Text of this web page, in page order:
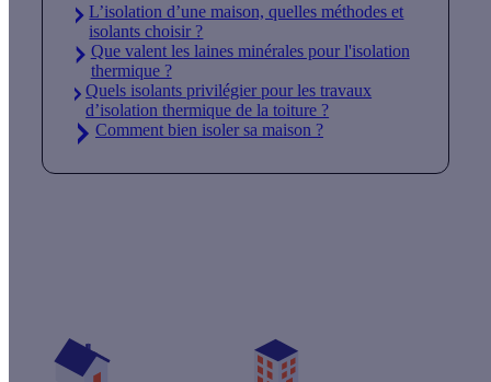
L’isolation d’une maison, quelles méthodes et
isolants choisir ?
Que valent les laines minérales pour l'isolation
thermique ?
Quels isolants privilégier pour les travaux
d’isolation thermique de la toiture ?
Comment bien isoler sa maison ?